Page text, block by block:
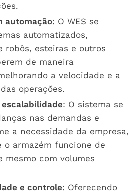
automação: O WES se
automatizados,
robôs, esteiras e outros
de maneira
a velocidade e a
operações.
: O sistema se
nas demandas e
a necessidade da empresa,
o armazém funcione de
mesmo com volumes
e controle: Oferecendo